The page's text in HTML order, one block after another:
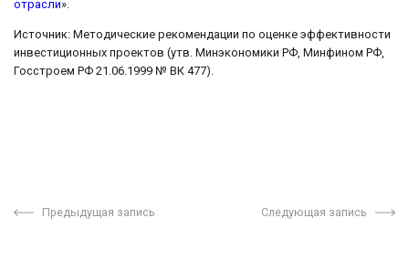
отрасли».
Источник: Методические рекомендации по оценке эффективности
инвестиционных проектов (утв. Минэкономики РФ, Минфином РФ,
Госстроем РФ 21.06.1999 № ВК 477).
Предыдущая запись Следующая запись